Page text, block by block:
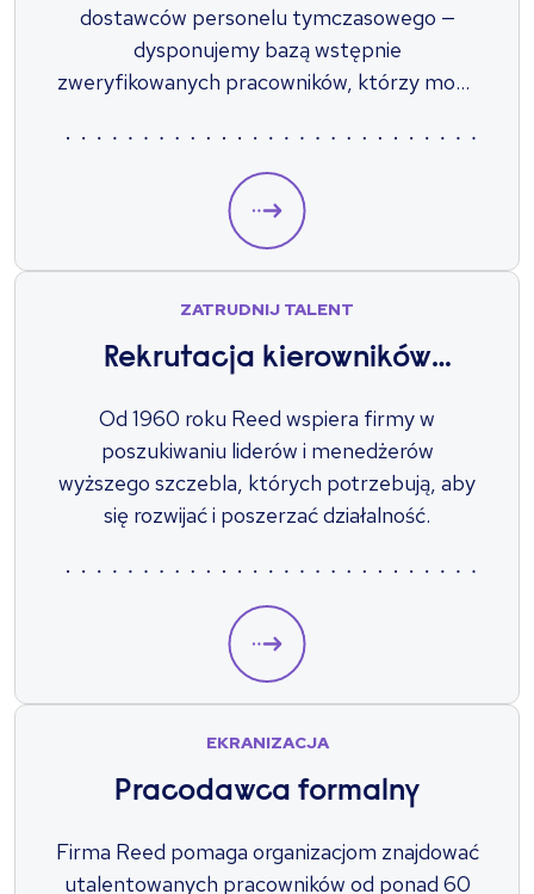
dostawców personelu tymczasowego —
dysponujemy bazą wstępnie
zweryfikowanych pracowników, którzy mogą
ZATRUDNIJ TALENT
Rekrutacja kierowników
wyższego szczebla
Od 1960 roku Reed wspiera firmy w
poszukiwaniu liderów i menedżerów
wyższego szczebla, których potrzebują, aby
się rozwijać i poszerzać działalność.
EKRANIZACJA
Pracodawca formalny
Firma Reed pomaga organizacjom znajdować
utalentowanych pracowników od ponad 60